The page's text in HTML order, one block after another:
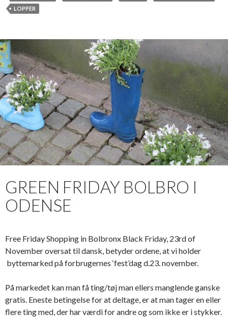
LOPPER
GREEN FRIDAY BOLBRO I
ODENSE
Free Friday Shopping in Bolbronx Black Friday, 23rd of
November oversat til dansk, betyder ordene, at vi holder
byttemarked på forbrugernes ‘fest’dag d.23. november.
På markedet kan man få ting/tøj man ellers manglende ganske
gratis. Eneste betingelse for at deltage, er at man tager en eller
flere ting med, der har værdi for andre og som ikke er i stykker.